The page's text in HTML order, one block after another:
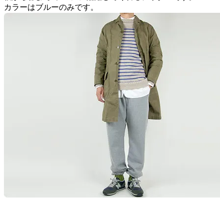
カラーはブルーのみです。